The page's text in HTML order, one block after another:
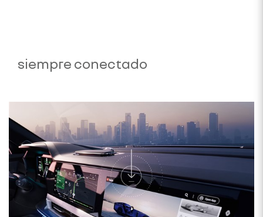
siempre conectado